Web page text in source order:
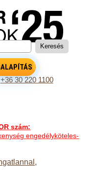
+36 30 220 1100
szám:
engedélyköteles-